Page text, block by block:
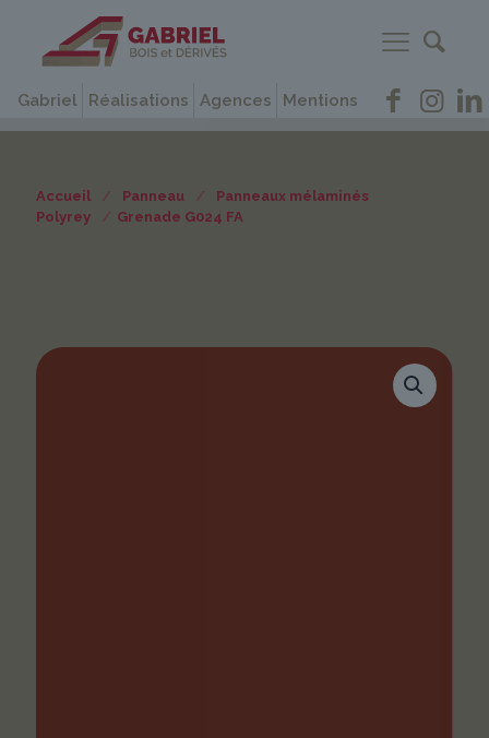
Gabriel Réalisations Agences Mentions
Accueil / Panneau /
Panneaux mélaminés
Polyrey
/ Grenade G024 FA